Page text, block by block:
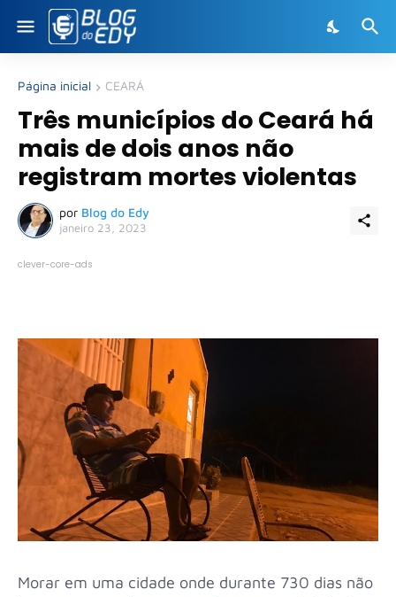
Página inicial CEARÁ
Três municípios do Ceará há
mais de dois anos não
registram mortes violentas
por Blog do Edy
janeiro 23, 2023
clever-core-ads
Morar em uma cidade onde durante 730 dias não